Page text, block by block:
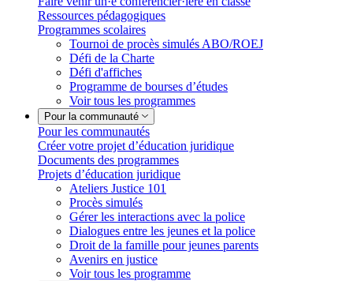
Ressources pédagogiques
Programmes scolaires
Tournoi de procès simulés ABO/ROEJ
Défi de la Charte
Défi d'affiches
Programme de bourses d’études
Voir tous les programmes
Pour la communauté
Pour les communautés
Créer votre projet d’éducation juridique
Documents des programmes
Projets d’éducation juridique
Ateliers Justice 101
Procès simulés
Gérer les interactions avec la police
Dialogues entre les jeunes et la police
Droit de la famille pour jeunes parents
Avenirs en justice
Voir tous les programme